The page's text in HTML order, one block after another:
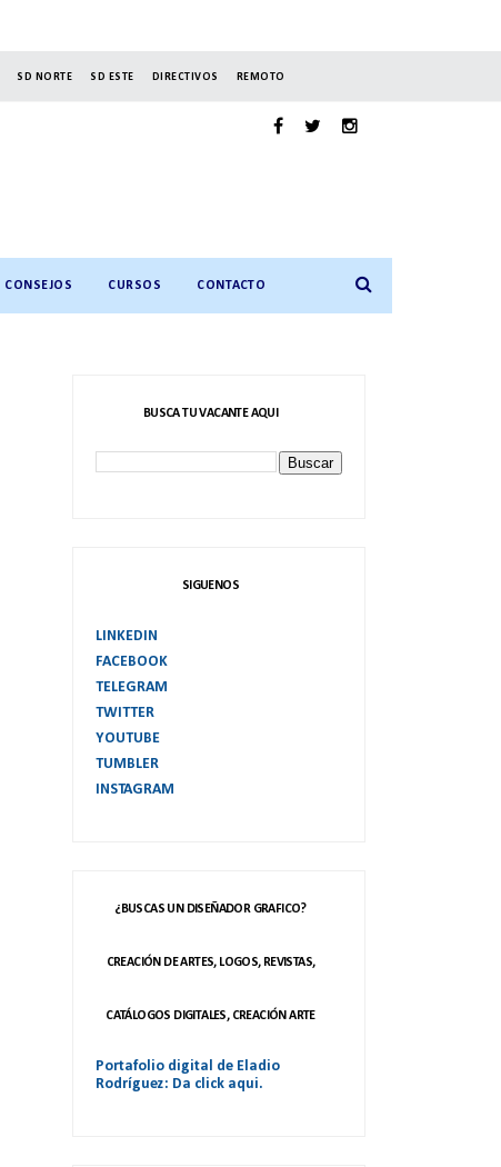
SD NORTE SD ESTE DIRECTIVOS REMOTO
CONSEJOS CURSOS CONTACTO
BUSCA TU VACANTE AQUI
SIGUENOS
LINKEDIN
FACEBOOK
TELEGRAM
TWITTER
YOUTUBE
TUMBLER
INSTAGRAM
¿BUSCAS UN DISEÑADOR GRAFICO?
CREACIÓN DE ARTES, LOGOS, REVISTAS,
CATÁLOGOS DIGITALES, CREACIÓN ARTE
Portafolio digital de Eladio
Rodríguez: Da click aqui.